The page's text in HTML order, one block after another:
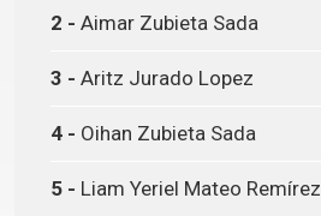
2 - Aimar Zubieta Sada
3 - Aritz Jurado Lopez
4 - Oihan Zubieta Sada
5 - Liam Yeriel Mateo Remírez